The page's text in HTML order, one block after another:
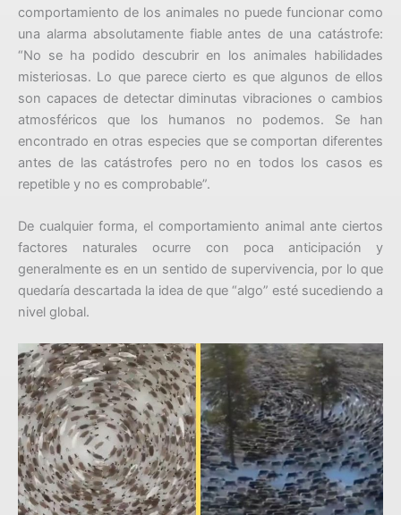
comportamiento de los animales no puede funcionar como
una alarma absolutamente fiable antes de una catástrofe:
“No se ha podido descubrir en los animales habilidades
misteriosas. Lo que parece cierto es que algunos de ellos
son capaces de detectar diminutas vibraciones o cambios
atmosféricos que los humanos no podemos. Se han
encontrado en otras especies que se comportan diferentes
antes de las catástrofes pero no en todos los casos es
repetible y no es comprobable”.
De cualquier forma, el comportamiento animal ante ciertos
factores naturales ocurre con poca anticipación y
generalmente es en un sentido de supervivencia, por lo que
quedaría descartada la idea de que “algo” esté sucediendo a
nivel global.